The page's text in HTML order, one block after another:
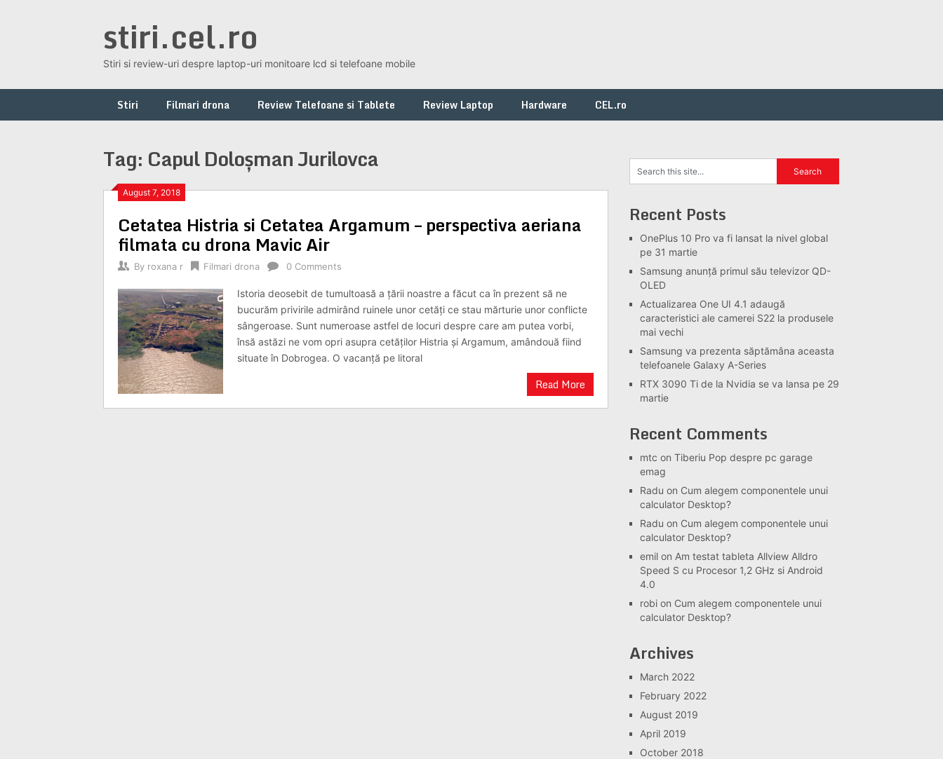
stiri.cel.ro
Stiri si review-uri despre laptop-uri monitoare lcd si telefoane mobile
Stiri Filmari drona Review Telefoane si Tablete Review Laptop Hardware CEL.ro
Tag: Capul Doloșman Jurilovca
August 7, 2018
Cetatea Histria si Cetatea Argamum – perspectiva aeriana
filmata cu drona Mavic Air
By roxana r Filmari drona 0 Comments
Istoria deosebit de tumultoasă a țării noastre a făcut ca în prezent să ne
bucurăm privirile admirând ruinele unor cetăți ce stau mărturie unor conflicte
sângeroase. Sunt numeroase astfel de locuri despre care am putea vorbi,
însă astăzi ne vom opri asupra cetăților Histria și Argamum, amândouă fiind
situate în Dobrogea. O vacanță pe litoral
Read More
Recent Posts
OnePlus 10 Pro va fi lansat la nivel global
pe 31 martie
Samsung anunță primul său televizor QD-
OLED
Actualizarea One UI 4.1 adaugă
caracteristici ale camerei S22 la produsele
mai vechi
Samsung va prezenta săptămâna aceasta
telefoanele Galaxy A-Series
RTX 3090 Ti de la Nvidia se va lansa pe 29
martie
Recent Comments
mtc on Tiberiu Pop despre pc garage
emag
Radu on Cum alegem componentele unui
calculator Desktop?
Radu on Cum alegem componentele unui
calculator Desktop?
emil on Am testat tableta Allview Alldro
Speed S cu Procesor 1,2 GHz si Android
4.0
robi on Cum alegem componentele unui
calculator Desktop?
Archives
March 2022
February 2022
August 2019
April 2019
October 2018